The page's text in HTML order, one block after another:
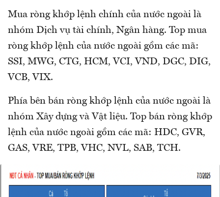
Mua ròng khớp lệnh chính của nước ngoài là
nhóm Dịch vụ tài chính, Ngân hàng. Top mua
ròng khớp lệnh của nước ngoài gồm các mã:
SSI, MWG, CTG, HCM, VCI, VND, DGC, DIG,
VCB, VIX.
Phía bên bán ròng khớp lệnh của nước ngoài là
nhóm Xây dựng và Vật liệu. Top bán ròng khớp
lệnh của nước ngoài gồm các mã: HDC, GVR,
GAS, VRE, TPB, VHC, NVL, SAB, TCH.